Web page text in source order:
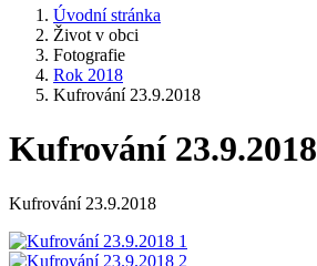
Úvodní stránka
Život v obci
Fotografie
Rok 2018
Kufrování 23.9.2018
Kufrování 23.9.2018
Kufrování 23.9.2018